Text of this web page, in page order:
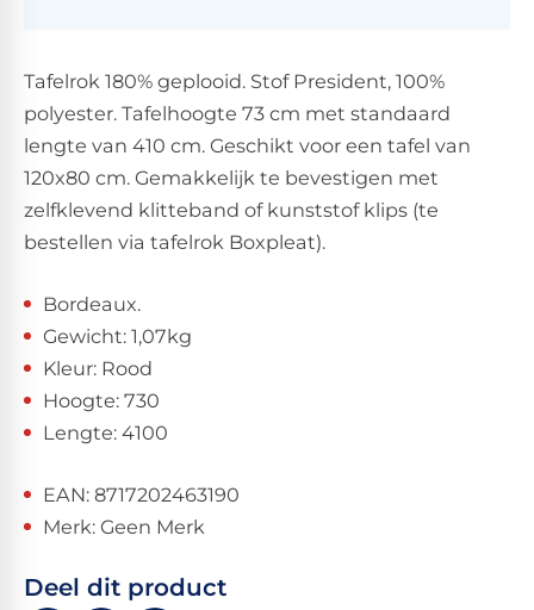
Tafelrok 180% geplooid. Stof President, 100%
polyester. Tafelhoogte 73 cm met standaard
lengte van 410 cm. Geschikt voor een tafel van
120x80 cm. Gemakkelijk te bevestigen met
zelfklevend klitteband of kunststof klips (te
bestellen via tafelrok Boxpleat).
Bordeaux.
Gewicht: 1,07kg
Kleur: Rood
Hoogte: 730
Lengte: 4100
EAN: 8717202463190
Merk: Geen Merk
Deel dit product